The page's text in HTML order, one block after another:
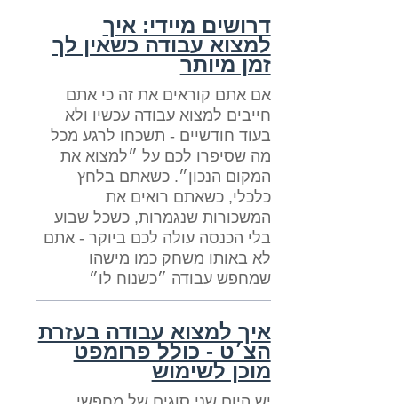
דרושים מיידי: איך
למצוא עבודה כשאין לך
זמן מיותר
אם אתם קוראים את זה כי אתם
חייבים למצוא עבודה עכשיו ולא
בעוד חודשיים - תשכחו לרגע מכל
מה שסיפרו לכם על ״למצוא את
המקום הנכון״. כשאתם בלחץ
כלכלי, כשאתם רואים את
המשכורות שנגמרות, כשכל שבוע
בלי הכנסה עולה לכם ביוקר - אתם
לא באותו משחק כמו מישהו
שמחפש עבודה ״כשנוח לו״
איך למצוא עבודה בעזרת
הצ׳ט - כולל פרומפט
מוכן לשימוש